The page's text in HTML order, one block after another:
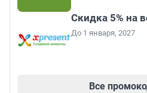
Скидка 5% на
До 1 января, 2027
Все